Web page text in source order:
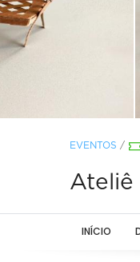
EVENTOS /
Ateliê
INÍCIO